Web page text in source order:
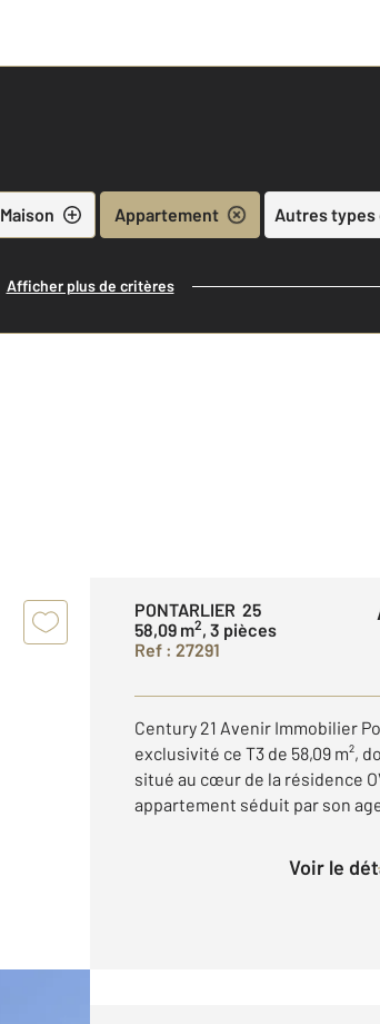
Maison Appartement Autres types
Afficher plus de critères
PONTARLIER 25
58,09 m2, 3 pièces
Ref : 27291
Century 21 Avenir Immobilier
exclusivité ce T3 de 58,09 m²,
situé au cœur de la résidence
appartement séduit par son
Voir le